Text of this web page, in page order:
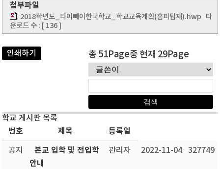
첨부파일
2018학년도_타이뻬이한국학교_학교교육계획(홈피탑재).hwp 다
운로드 수 : [ 136 ]
인쇄하기 총 51Page중 현재 29Page
학교 게시판 목록
번호 제목 등록일
공지
본교 입학 및 전입학
안내
관리자 2022-11-04 327749